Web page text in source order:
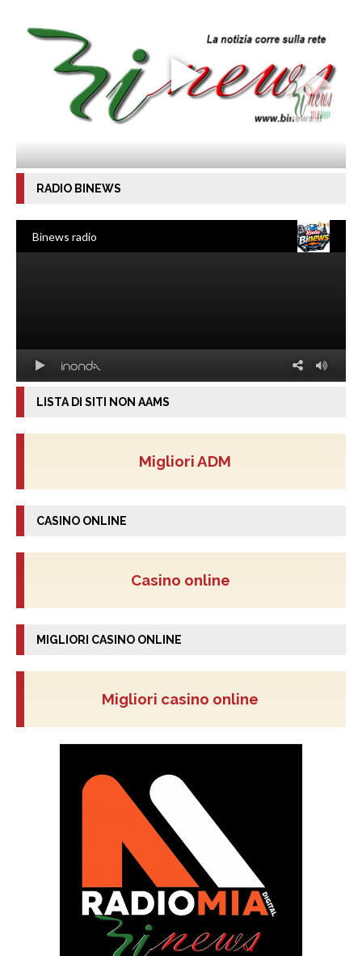
RADIO BINEWS
LISTA DI SITI NON AAMS
Migliori ADM
CASINO ONLINE
Casino online
MIGLIORI CASINO ONLINE
Migliori casino online